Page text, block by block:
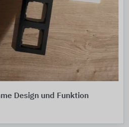
Design und Funktion